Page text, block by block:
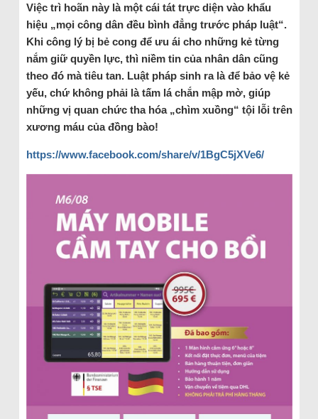
Việc trì hoãn này là một cái tát trực diện vào khẩu
hiệu „mọi công dân đều bình đẳng trước pháp luật“.
Khi công lý bị bẻ cong để ưu ái cho những kẻ từng
nắm giữ quyền lực, thì niềm tin của nhân dân cũng
theo đó mà tiêu tan. Luật pháp sinh ra là để bảo vệ kẻ
yếu, chứ không phải là tấm lá chắn mập mờ, giúp
những vị quan chức tha hóa „chìm xuồng“ tội lỗi trên
xương máu của đồng bào!
https://www.facebook.com/share/v/1BgC5jXVe6/